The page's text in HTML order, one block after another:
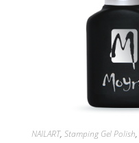
NAILART, Stamping Gel Polish,